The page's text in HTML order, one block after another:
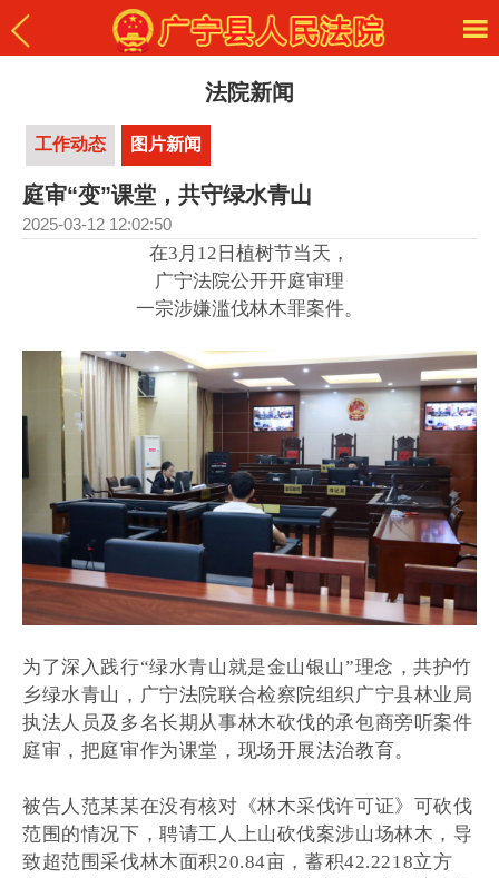
法院新闻
工作动态 图片新闻
庭审“变”课堂，共守绿水青山
2025-03-12 12:02:50
在3月12日植树节当天，
广宁法院公开开庭审理
一宗涉嫌滥伐林木罪案件。
为了深入践行“绿水青山就是金山银山”理念，共护竹
乡绿水青山，广宁法院联合检察院组织广宁县林业局
执法人员及多名长期从事林木砍伐的承包商旁听案件
庭审，把庭审作为课堂，现场开展法治教育。
被告人范某某在没有核对《林木采伐许可证》可砍伐
范围的情况下，聘请工人上山砍伐案涉山场林木，导
致超范围采伐林木面积20.84亩，蓄积42.2218立方